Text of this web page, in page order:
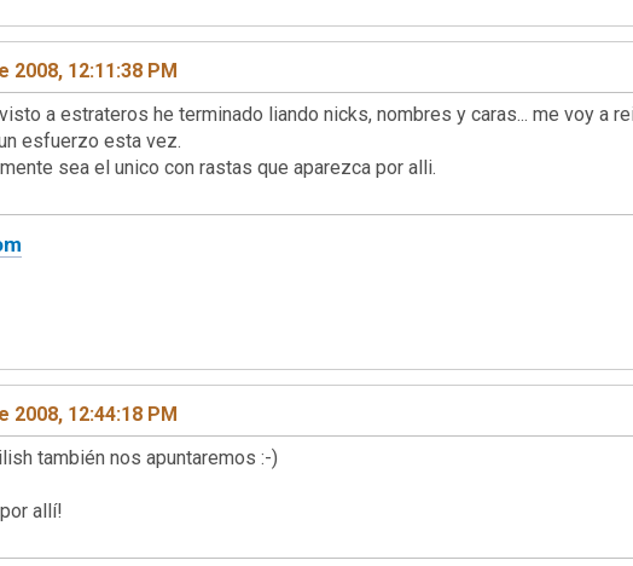
2008, 12:11:38 PM
a estrateros he terminado liando nicks, nombres y caras... me voy a
esfuerzo esta vez.
sea el unico con rastas que aparezca por alli.
2008, 12:44:18 PM
también nos apuntaremos :-)
allí!